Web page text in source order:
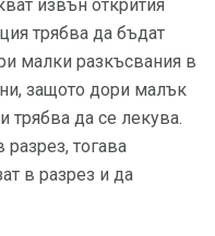
извън открития
трябва да бъдат
малки разкъсвания в
защото дори малък
трябва да се лекува.
тогава
в разрез и да